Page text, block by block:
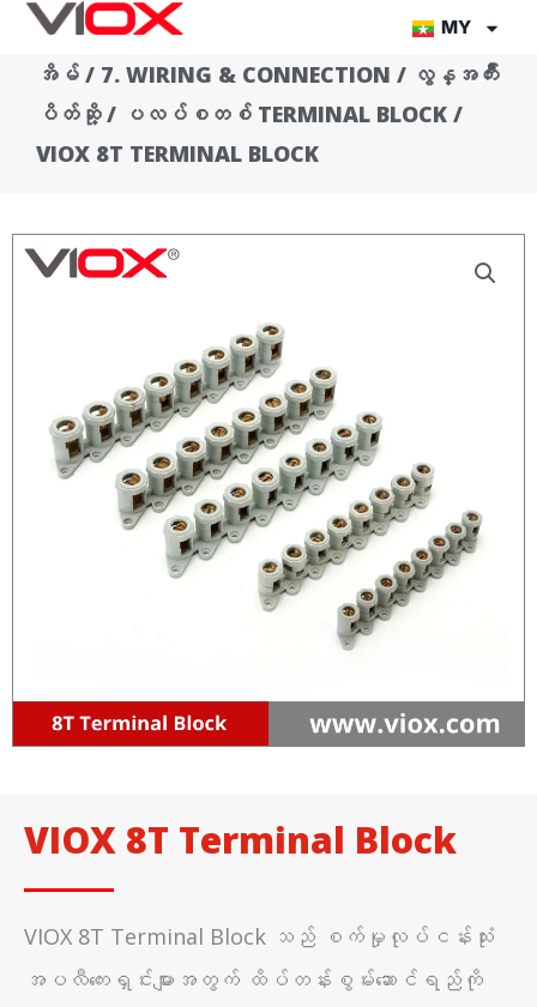
အကြောင်းအရာ
တိုက်ရိုက်
MY
အိမ် / 7. WIRING & CONNECTION / လွန္အက်ိဳး
ပိတ်ဆို့/ ပလပ်စတစ် TERMINAL BLOCK /
VIOX 8T TERMINAL BLOCK
VIOX 8T Terminal Block
VIOX 8T Terminal Block သည် စက်မှုလုပ်ငန်းသုံး
အပလီကေးရှင်းများအတွက် ထိပ်တန်းစွမ်းဆောင်ရည်ကို